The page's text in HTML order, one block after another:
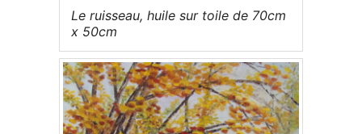
Le ruisseau, huile sur toile de 70cm
x 50cm